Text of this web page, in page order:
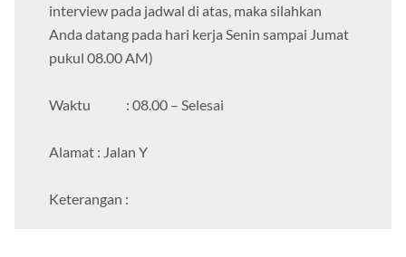
interview pada jadwal di atas, maka silahkan
Anda datang pada hari kerja Senin sampai Jumat
pukul 08.00 AM)
Waktu : 08.00 – Selesai
Alamat : Jalan Y
Keterangan :